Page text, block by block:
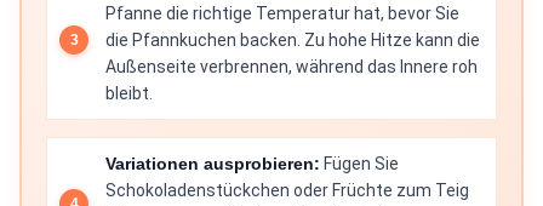
Pfanne die richtige Temperatur hat, bevor Sie
die Pfannkuchen backen. Zu hohe Hitze kann die
Außenseite verbrennen, während das Innere roh
bleibt.
Variationen ausprobieren: Fügen Sie
Schokoladenstückchen oder Früchte zum Teig